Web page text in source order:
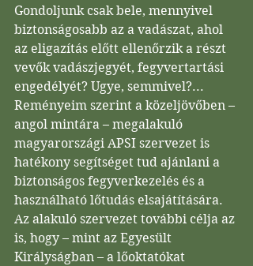
Gondoljunk csak bele, mennyivel
biztonságosabb az a vadászat, ahol
az eligazítás előtt ellenőrzik a részt
vevők vadászjegyét, fegyvertartási
engedélyét? Ugye, semmivel?...
Reményeim szerint a közeljövőben –
angol mintára – megalakuló
magyarországi APSI szervezet is
hatékony segítséget tud ajánlani a
biztonságos fegyverkezelés és a
használható lőtudás elsajátítására.
Az alakuló szervezet további célja az
is, hogy – mint az Egyesült
Királyságban – a lőoktatókat